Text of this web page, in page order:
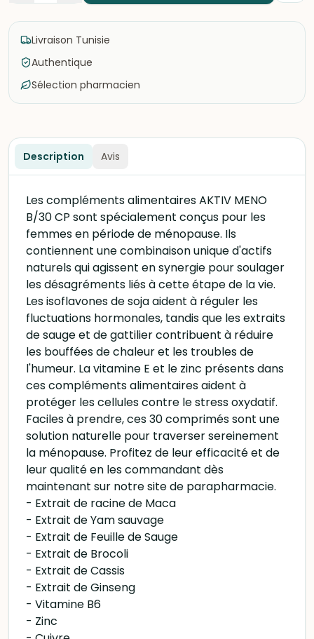
Livraison Tunisie
Authentique
Sélection pharmacien
Description Avis
Les compléments alimentaires AKTIV MENO
B/30 CP sont spécialement conçus pour les
femmes en période de ménopause. Ils
contiennent une combinaison unique d'actifs
naturels qui agissent en synergie pour soulager
les désagréments liés à cette étape de la vie.
Les isoflavones de soja aident à réguler les
fluctuations hormonales, tandis que les extraits
de sauge et de gattilier contribuent à réduire
les bouffées de chaleur et les troubles de
l'humeur. La vitamine E et le zinc présents dans
ces compléments alimentaires aident à
protéger les cellules contre le stress oxydatif.
Faciles à prendre, ces 30 comprimés sont une
solution naturelle pour traverser sereinement
la ménopause. Profitez de leur efficacité et de
leur qualité en les commandant dès
maintenant sur notre site de parapharmacie.
- Extrait de racine de Maca
- Extrait de Yam sauvage
- Extrait de Feuille de Sauge
- Extrait de Brocoli
- Extrait de Cassis
- Extrait de Ginseng
- Vitamine B6
- Zinc